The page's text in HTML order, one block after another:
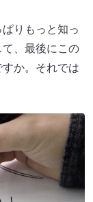
りもっと知っ
、最後にこの
か。それでは